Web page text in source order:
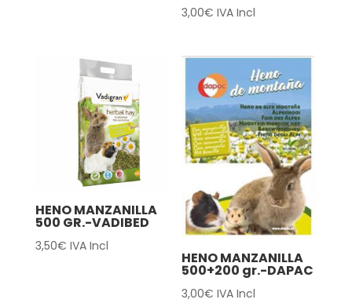
3,00€ IVA Incl
HENO MANZANILLA
500 GR.-VADIBED
3,50€ IVA Incl
HENO MANZANILLA
500+200 gr.-DAPAC
3,00€ IVA Incl